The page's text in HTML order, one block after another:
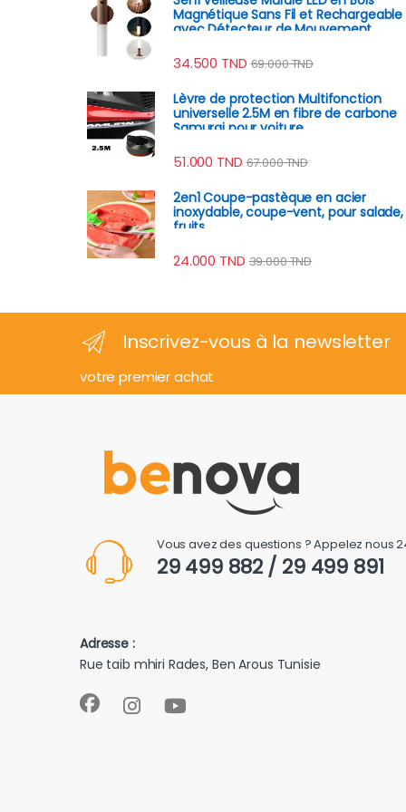
Magnétique Sans Fil et Rechargeable
avec Détecteur de Mouvement
34.500 TND 69.000TND
Lèvre de protection Multifonction
universelle 2.5M en fibre de carbone
Samurai pour voiture
51.000 TND 67.000TND
2en1 Coupe-pastèque en acier
inoxydable, coupe-vent, pour salade,
fruits
24.000 TND 39.000TND
Inscrivez-vous à la newsletter
votre premier achat
Vous avez des questions ? Appelez nous
29 499 882 / 29 499 891
Adresse :
Rue taib mhiri Rades, Ben Arous Tunisie